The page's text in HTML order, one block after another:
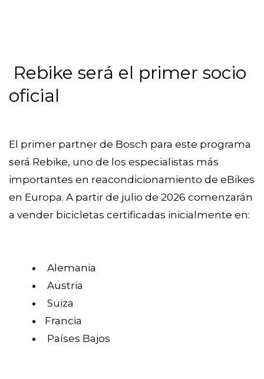
Rebike será el primer socio
oficial
El primer partner de Bosch para este programa
será Rebike, uno de los especialistas más
importantes en reacondicionamiento de eBikes
en Europa. A partir de julio de 2026 comenzarán
a vender bicicletas certificadas inicialmente en:
Alemania
Austria
Suiza
Francia
Países Bajos